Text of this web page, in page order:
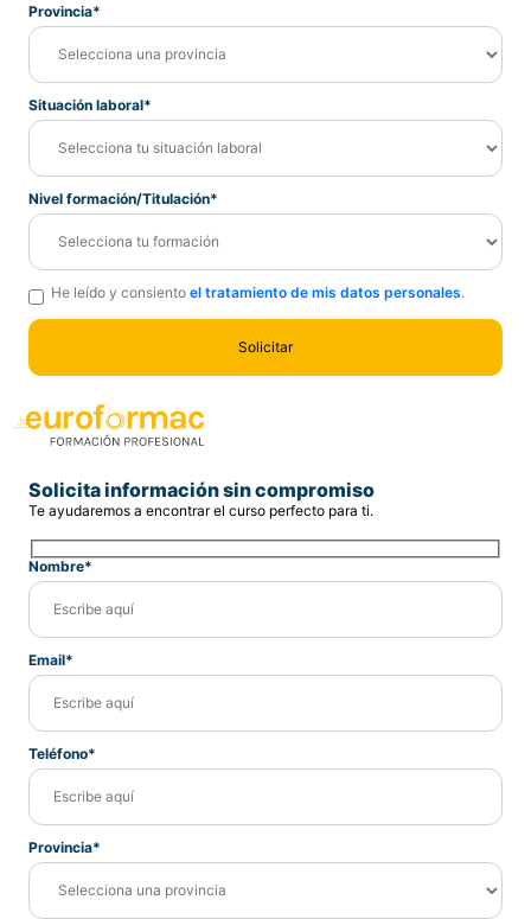
Provincia*
Situación laboral*
Nivel formación/Titulación*
He leído y consiento el tratamiento de mis datos personales.
Solicita información sin compromiso
Te ayudaremos a encontrar el curso perfecto para ti.
Nombre*
Email*
Teléfono*
Provincia*